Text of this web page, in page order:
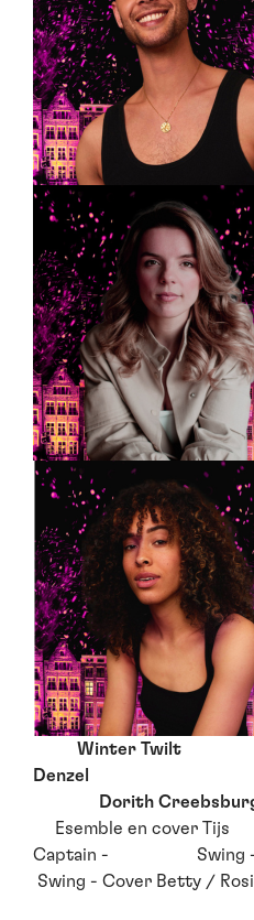
Winter
Denzel
Dorith
Esemble en cover
Captain - Swing -
Swing - Cover Betty /